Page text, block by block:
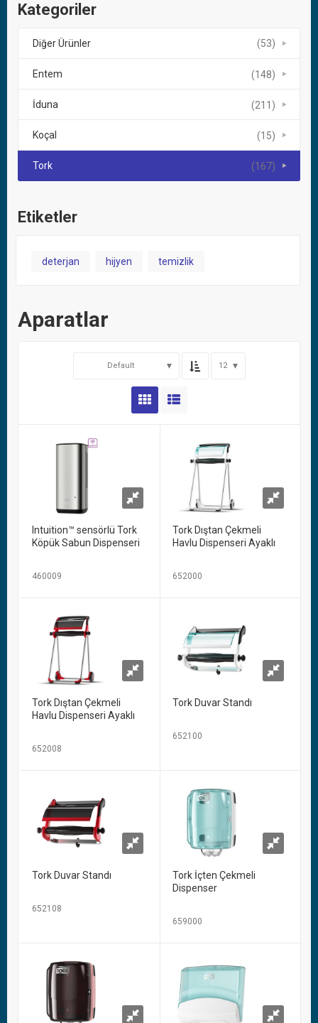
Kategoriler
Diğer Ürünler (53)
Entem (148)
İduna (211)
Koçal (15)
Tork (167)
Etiketler
deterjan hijyen temizlik
Aparatlar
Default 12
Intuition™ sensörlü Tork
Köpük Sabun Dispenseri
460009
Tork Dıştan Çekmeli
Havlu Dispenseri Ayaklı
652000
Tork Dıştan Çekmeli
Havlu Dispenseri Ayaklı
652008
Tork Duvar Standı
652100
Tork Duvar Standı
652108
Tork İçten Çekmeli
Dispenser
659000